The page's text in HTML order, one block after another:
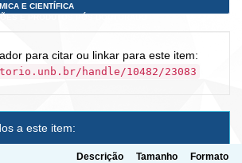
E CIENTÍFICA
para citar ou linkar para este item:
handle/10482/23083
a este item:
Descrição Tamanho Formato